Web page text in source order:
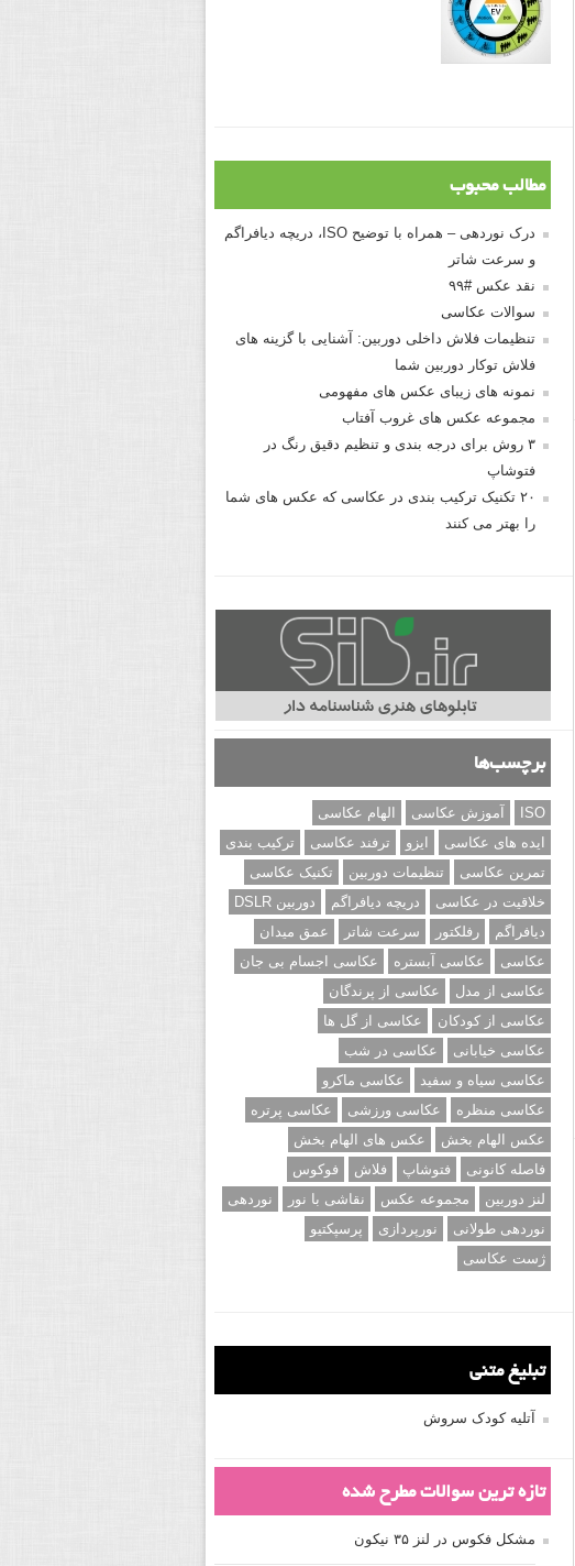
مطالب محبوب
درک نوردهی – همراه با توضیح ISO، دریچه دیافراگم
و سرعت شاتر
نقد عکس #۹۹
سوالات عکاسی
تنظیمات فلاش داخلی دوربین: آشنایی با گزینه های
فلاش توکار دوربین شما
نمونه های زیبای عکس های مفهومی
مجموعه عکس های غروب آفتاب
۳ روش برای درجه بندی و تنظیم دقیق رنگ در
فتوشاپ
۲۰ تکنیک ترکیب بندی در عکاسی که عکس های شما
را بهتر می کنند
برچسب‌ها
ISO آموزش عکاسی
الهام عکاسی
ایده های عکاسی
ایزو ترفند عکاسی
ترکیب بندی
تمرین عکاسی
تنظیمات دوربین
تکنیک عکاسی
خلاقیت در عکاسی
دریچه دیافراگم
دوربین DSLR
دیافراگم
رفلکتور سرعت شاتر
عمق میدان
عکاسی
عکاسی آبستره
عکاسی اجسام بی جان
عکاسی از مدل
عکاسی از پرندگان
عکاسی از کودکان
عکاسی از گل ها
عکاسی خیابانی
عکاسی در شب
عکاسی سیاه و سفید
عکاسی ماکرو
عکاسی منظره
عکاسی ورزشی
عکاسی پرتره
عکس الهام بخش
عکس های الهام بخش
فاصله کانونی
فتوشاپ فلاش
فوکوس
لنز دوربین
مجموعه عکس نقاشی با نور
نوردهی
نوردهی طولانی
نورپردازی
پرسپکتیو
ژست عکاسی
تبلیغ متنی
آتلیه کودک سروش
تازه ترین سوالات مطرح شده
مشکل فکوس در لنز ۳۵ نیکون